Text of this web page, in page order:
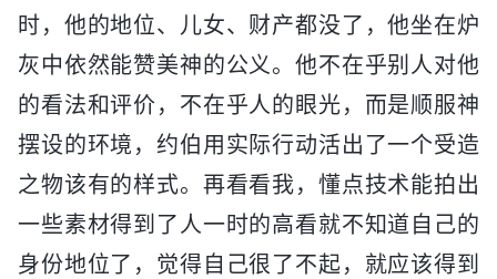
时，他的地位、儿女、财产都没了，他坐在炉
灰中依然能赞美神的公义。他不在乎别人对他
的看法和评价，不在乎人的眼光，而是顺服神
摆设的环境，约伯用实际行动活出了一个受造
之物该有的样式。再看看我，懂点技术能拍出
一些素材得到了人一时的高看就不知道自己的
身份地位了，觉得自己很了不起，就应该得到